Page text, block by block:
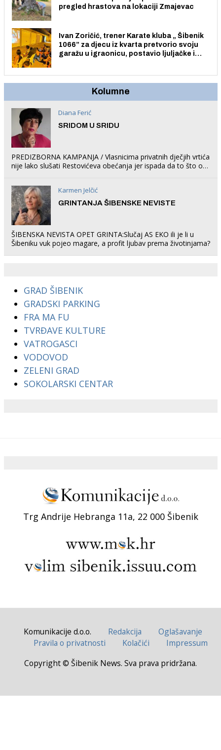
pregled hrastova na lokaciji Zmajevac
Ivan Zoričić, trener Karate kluba „ Šibenik
1066” za djecu iz kvarta pretvorio svoju
garažu u igraonicu, postavio ljuljačke i
Kolumne
Diana Ferić
SRIDOM U SRIDU
PREDIZBORNA KAMPANJA / Vlasnicima privatnih dječjih vrtića
nije lako slušati Restovićeva obećanja jer ispada da to što oni
Karmen Jelčić
GRINTANJA ŠIBENSKE NEVISTE
ŠIBENSKA NEVISTA OPET GRINTA:Slučaj AS EKO ili je li u
Šibeniku vuk pojeo magare, a profit ljubav prema životinjama?
GRAD ŠIBENIK
GRADSKI PARKING
FRA MA FU
TVRĐAVE KULTURE
VATROGASCI
VODOVOD
ZELENI GRAD
SOKOLARSKI CENTAR
Trg Andrije Hebranga 11a, 22 000 Šibenik
Komunikacije d.o.o. Redakcija
Oglašavanje
Pravila o privatnosti
Kolačići
Impressum
Copyright © Šibenik News. Sva prava pridržana.